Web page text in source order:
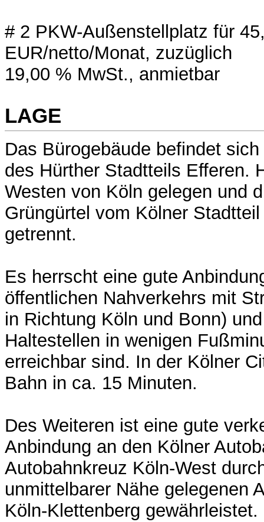
# 2 PKW-Außenstellplatz für
EUR/netto/Monat, zuzüglich
19,00 % MwSt., anmietbar
LAGE
Das Bürogebäude befindet
des Hürther Stadtteils Efferen.
Westen von Köln gelegen und
Grüngürtel vom Kölner
getrennt.
Es herrscht eine gute
öffentlichen Nahverkehrs mit
in Richtung Köln und Bonn)
Haltestellen in wenigen
erreichbar sind. In der Kölner
Bahn in ca. 15 Minuten.
Des Weiteren ist eine gute
Anbindung an den Kölner
Autobahnkreuz Köln-West
unmittelbarer Nähe gelegenen
Köln-Klettenberg gewährleistet.